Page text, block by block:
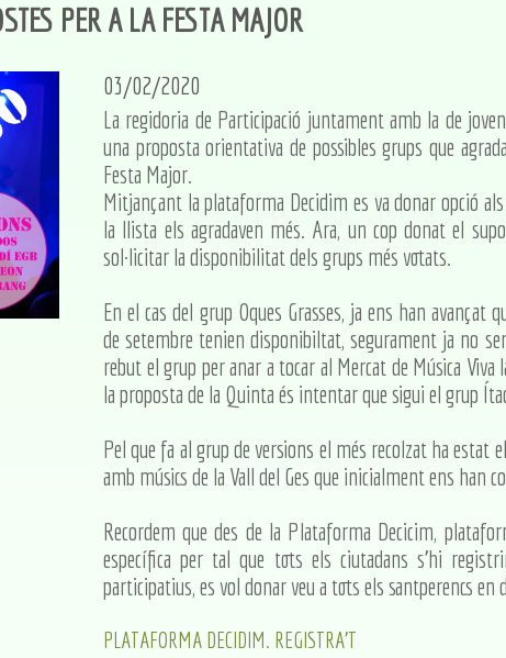
PER A LA FESTA MAJOR
03/02/2020
La regidoria de Participació juntament amb la de
una proposta orientativa de possibles grups que
Festa Major.
Mitjançant la plataforma Decidim es va donar opció
la llista els agradaven més. Ara, un cop donat el
sol·licitar la disponibilitat dels grups més votats.
En el cas del grup Oques Grasses, ja ens han
de setembre tenien disponibiltat, segurament ja no
rebut el grup per anar a tocar al Mercat de Música
la proposta de la Quinta és intentar que sigui el grup
Pel que fa al grup de versions el més recolzat ha estat
amb músics de la Vall del Ges que inicialment ens han
Recordem que des de la Plataforma Decicim,
específica per tal que tots els ciutadans s'hi
participatius, es vol donar veu a tots els santperencs
PLATAFORMA DECIDIM. REGISTRA'T